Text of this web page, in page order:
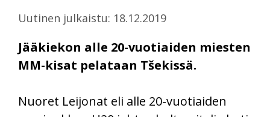
Uutinen julkaistu: 18.12.2019
Jääkiekon alle 20-vuotiaiden miesten
MM-kisat pelataan Tšekissä.
Nuoret Leijonat eli alle 20-vuotiaiden